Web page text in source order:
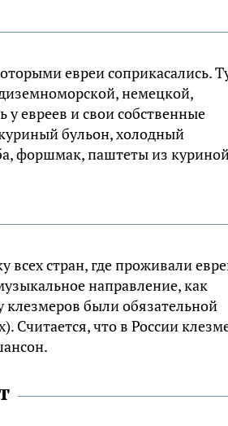
евреи соприкасались.
немецкой,
евреев и свои собственные
бульон, холодный
форшмак, паштеты из
стран, где проживали
направление, как
были обязательной
Считается, что в России